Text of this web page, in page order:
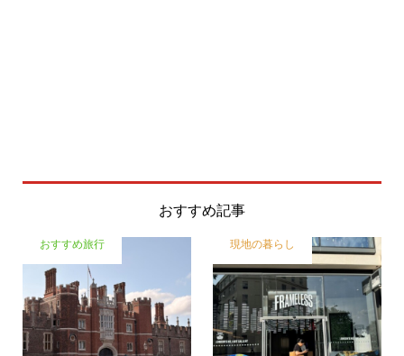
おすすめ記事
おすすめ旅行 現地の暮らし